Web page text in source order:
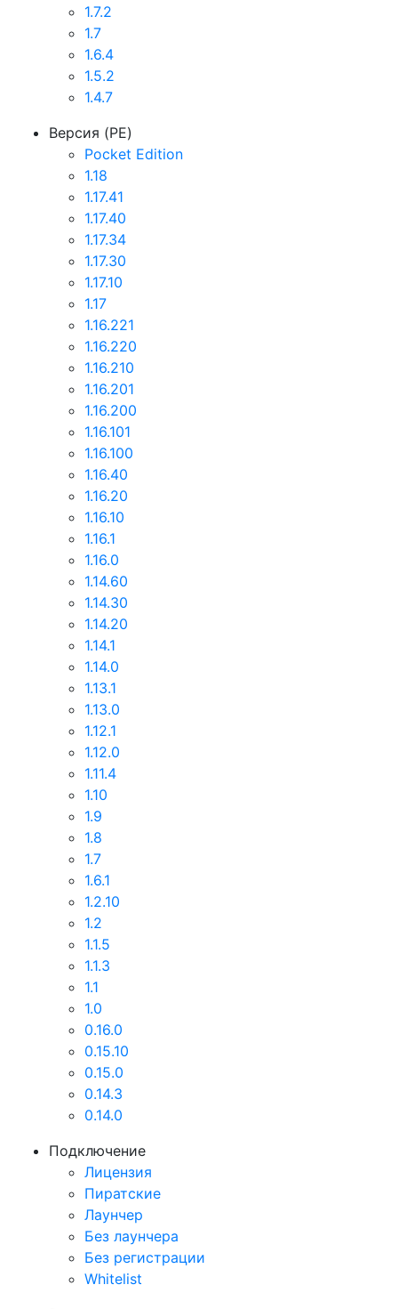
1.7.2
1.7
1.6.4
1.5.2
1.4.7
Версия (PE)
Pocket Edition
1.18
1.17.41
1.17.40
1.17.34
1.17.30
1.17.10
1.17
1.16.221
1.16.220
1.16.210
1.16.201
1.16.200
1.16.101
1.16.100
1.16.40
1.16.20
1.16.10
1.16.1
1.16.0
1.14.60
1.14.30
1.14.20
1.14.1
1.14.0
1.13.1
1.13.0
1.12.1
1.12.0
1.11.4
1.10
1.9
1.8
1.7
1.6.1
1.2.10
1.2
1.1.5
1.1.3
1.1
1.0
0.16.0
0.15.10
0.15.0
0.14.3
0.14.0
Подключение
Лицензия
Пиратские
Лаунчер
Без лаунчера
Без регистрации
Whitelist